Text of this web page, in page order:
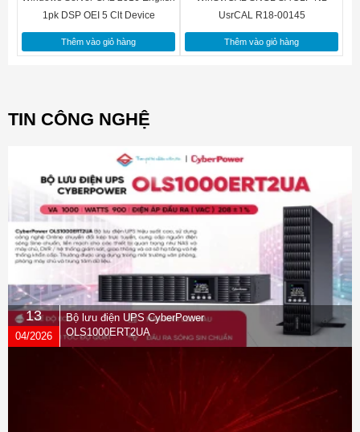
1pk DSP OEI 5 Clt Device
CAL R18-05206
Thêm vào giỏ hàng
UsrCAL R18-00145
Thêm vào giỏ hàng
TIN CÔNG NGHỆ
13
04/2026
Bộ lưu điện UPS CyberPower
OLS1000ERT2UA